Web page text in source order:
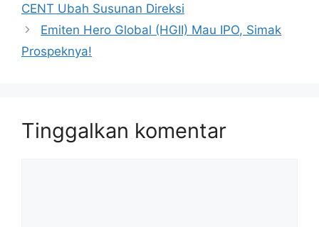
CENT Ubah Susunan Direksi
Emiten Hero Global (HGII) Mau IPO, Simak
Prospeknya!
Tinggalkan komentar